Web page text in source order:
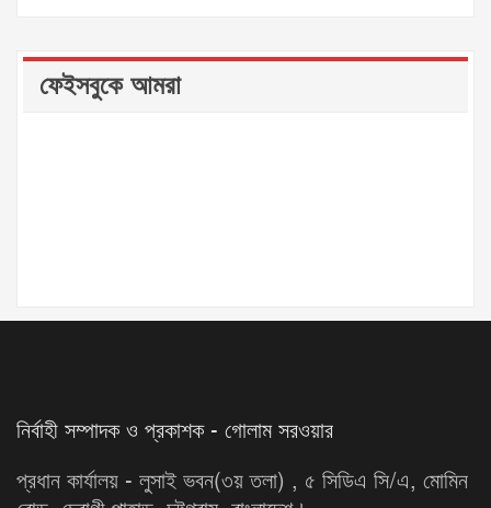
ফেইসবুকে আমরা
নির্বাহী সম্পাদক ও প্রকাশক - গোলাম সরওয়ার
প্রধান কার্যালয় - লুসাই ভবন(৩য় তলা) , ৫ সিডিএ সি/এ, মোমিন